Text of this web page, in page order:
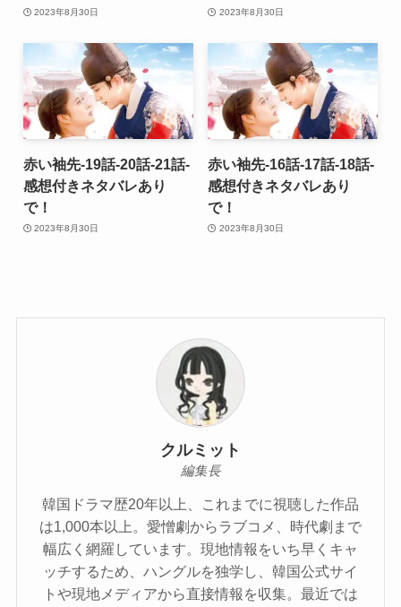
2023年8月30日 2023年8月30日
赤い袖先-19話-20話-21話-
感想付きネタバレあり
で！
2023年8月30日
赤い袖先-16話-17話-18話-
感想付きネタバレあり
で！
2023年8月30日
クルミット
編集長
韓国ドラマ歴20年以上、これまでに視聴した作品
は1,000本以上。愛憎劇からラブコメ、時代劇まで
幅広く網羅しています。現地情報をいち早くキャ
ッチするため、ハングルを独学し、韓国公式サイ
トや現地メディアから直接情報を収集。最近では